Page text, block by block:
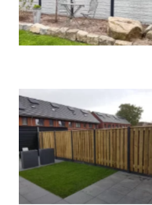
Betonschutting
Betonpalen schutting